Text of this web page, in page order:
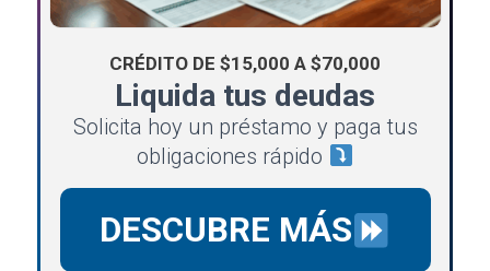
CRÉDITO DE $15,000 A $70,000
Liquida tus deudas
Solicita hoy un préstamo y paga tus
obligaciones rápido
DESCUBRE MÁS